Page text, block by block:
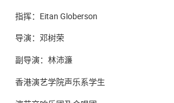
指挥：Eitan Globerson
导演：邓树荣
副导演：林沛濂
香港演艺学院声乐系学生